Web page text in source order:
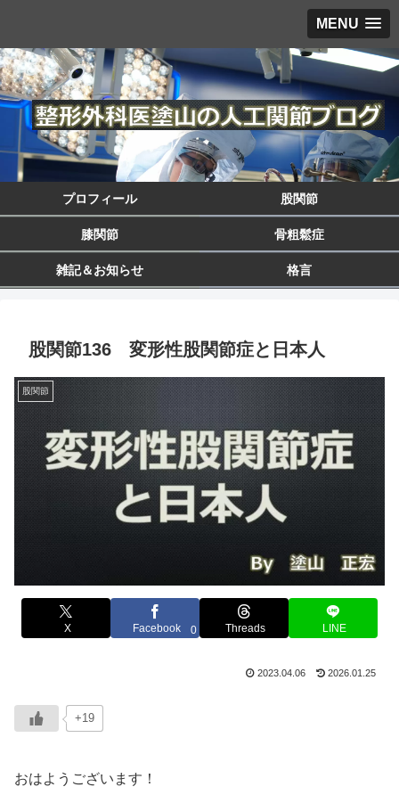
MENU
プロフィール 股関節
膝関節 骨粗鬆症
雑記＆お知らせ 格言
股関節136 変形性股関節症と日本人
股関節
X Facebook 0 Threads LINE
2023.04.06 2026.01.25
+19
おはようございます！